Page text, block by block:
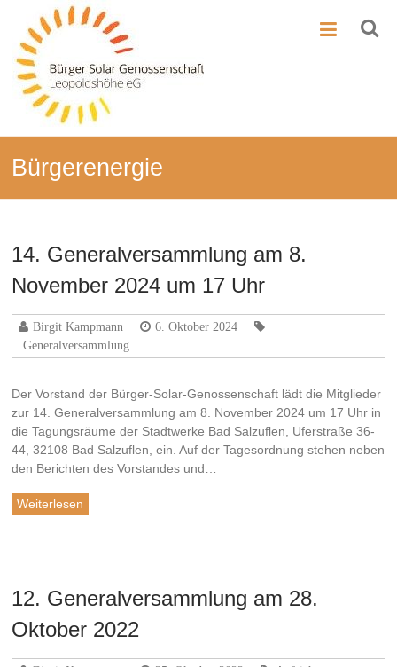
Inhalt
springen
BSG-
Leo
Bürger-
Solar-
Genossenschaft
Leopoldshöhe
Bürgerenergie
14. Generalversammlung am 8.
November 2024 um 17 Uhr
Birgit Kampmann
6. Oktober 2024
Generalversammlung
Der Vorstand der Bürger-Solar-Genossenschaft lädt die Mitglieder
zur 14. Generalversammlung am 8. November 2024 um 17 Uhr in
die Tagungsräume der Stadtwerke Bad Salzuflen, Uferstraße 36-
44, 32108 Bad Salzuflen, ein. Auf der Tagesordnung stehen neben
den Berichten des Vorstandes und…
Weiterlesen
12. Generalversammlung am 28.
Oktober 2022